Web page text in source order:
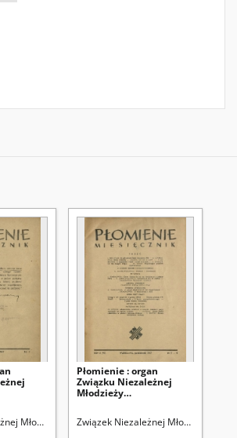
Młodzieży Socjalistycznej
Płomienie : organ
Związku Niezależnej
Młodzieży
5-6 (październik 1947)
Związek Niezależnej Młodzieży